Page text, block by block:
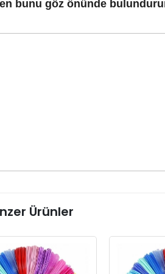
bunu göz önünde
Ürünler